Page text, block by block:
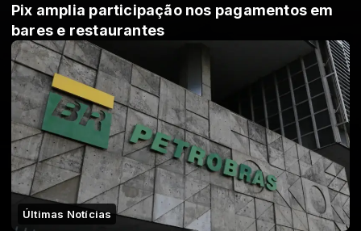
Pix amplia participação nos pagamentos em
bares e restaurantes
Últimas Notícias